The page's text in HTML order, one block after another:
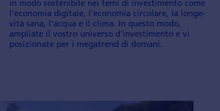
in modo soste­nibile nei temi di investi­mento come
l'economia digitale, l'economia circolare, la longe­
vità sana, l'acqua e il clima. In questo modo,
ampliate il vostro universo d'investi­mento e vi
posizionate per i mega­trend di domani.